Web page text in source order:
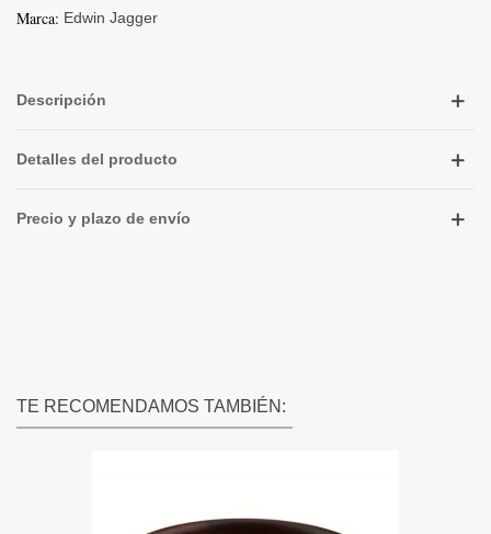
Marca: Edwin Jagger
Descripción
Detalles del producto
Precio y plazo de envío
TE RECOMENDAMOS TAMBIÉN: